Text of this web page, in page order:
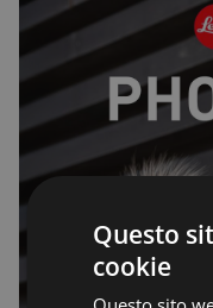
Questo
cookie